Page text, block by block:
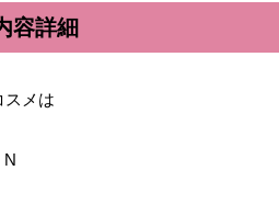
容詳細
スメは
N